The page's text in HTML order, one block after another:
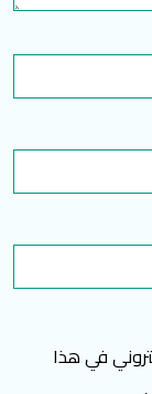
في هذا